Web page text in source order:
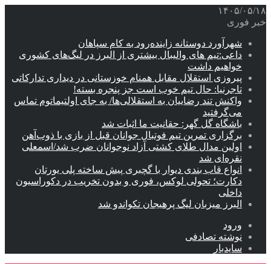
۱۴۰۵/۰۵/۱۸
خبر فوری
شهرآورد دوستانه زاینده‌رود به کام سپاهان
داعی:تیم های والیبال بیشتری از البرز در لیگ‌های کشوری
خواهیم داشت
پیروزی استقلال مقابل همنام خوزستانی در دیداری تدارکاتی
تاجرنیا: حال تیم خوب است جز پنجره بسته!
واکنش تند رضاییان به استقلالی‌ها/ به جای اولتیماتوم تماس
می‌گرفتید
باشگاه گل گهر: حقانیت ما اثبات شد
برگزاری تمرین تیم فوتبال جوانان قبل از بازی با ذوب‌آهن
اولین مدال طلای کشتی آزاد نوجوانان ضرب شد/اسمعلی
نقره‌ای شد
انواع قاب بندی دیوار با گچبری پیش ساخته پلی یورتان
دکارت؛ تحولی لوکس، فوری و بدون تخریب در دکوراسیون
داخلی
البرز میزبان لیگ پرهیجان تکواندو شد
ورود
نوشته تصادفی
سایدبار